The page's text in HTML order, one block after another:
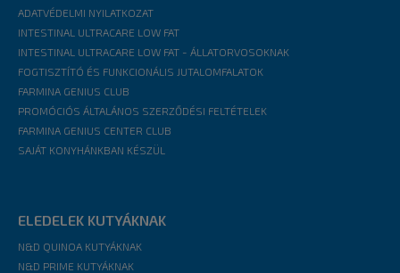
ADATVÉDELMI NYILATKOZAT
INTESTINAL ULTRACARE LOW FAT
INTESTINAL ULTRACARE LOW FAT - ÁLLATORVOSOKNAK
FOGTISZTÍTÓ ÉS FUNKCIONÁLIS JUTALOMFALATOK
FARMINA GENIUS CLUB
PROMÓCIÓS ÁLTALÁNOS SZERZŐDÉSI FELTÉTELEK
FARMINA GENIUS CENTER CLUB
SAJÁT KONYHÁNKBAN KÉSZÜL
ELEDELEK KUTYÁKNAK
N&D QUINOA KUTYÁKNAK
N&D PRIME KUTYÁKNAK